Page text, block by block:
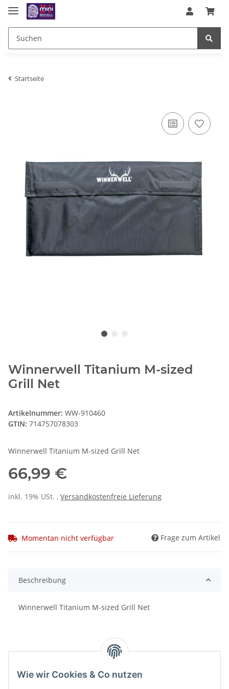
Startseite
Winnerwell Titanium M-sized
Grill Net
Artikelnummer: WW-910460
GTIN: 714757078303
Winnerwell Titanium M-sized Grill Net
66,99 €
inkl. 19% USt. , Versandkostenfreie Lieferung
Momentan nicht verfügbar Frage zum Artikel
Beschreibung
Winnerwell Titanium M-sized Grill Net
Benachrichtigen, wenn verfügbar
Wie wir Cookies & Co nutzen